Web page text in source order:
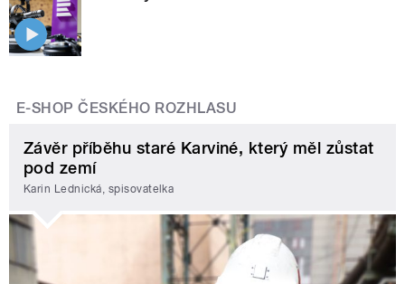
E-SHOP ČESKÉHO ROZHLASU
Závěr příběhu staré Karviné, který měl zůstat
pod zemí
Karin Lednická, spisovatelka